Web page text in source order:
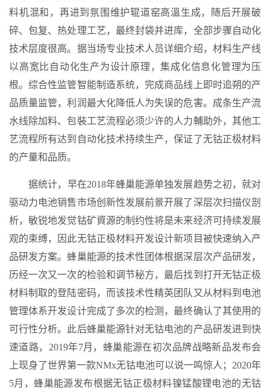
料机混和，再进到氛围维护辊道窑高溫生成，随后开展破
碎、包复、热处理工艺，最终封袋并进库，全部步骤自动化
技术层度很高。据当场专业技术人员详细介绍，材料生产线
以高宽比自动化生产为设计原理，集成化信息化管理为压
根。综合性监管智能制造系统，完成商品线上即时追朔的产
品质量监管，利润最大化降低人为失误的危害。成条生产流
水线除加料、包裝工艺流程必须少许的人力輔助外，其他工
艺流程所有达到自动化技术持续生产，保证了无钴正极材料
的产量和品质。
据统计，早在2018年蜂巢能源单独发展趋势之初，就对
驱动力电池销售市场创新性发展前景开展了深层次扫描仪剖
析，敏锐地发觉钴矿資源的制约性将是未来经济可持续发展
观的束缚，因此无钴正极材料开发设计新项目被快速纳入产
品研发方案。蜂巢能源的技术性团体根据深层次产品研发，
历经一次又一次的检验和调节秘方，最后找到打开无钴正极
材料制取的登陆密码，而该技术性精英团队又从材料到电池
管理体系开发设计完成了多次的检测，最终确认了其使用的
可行性分析。此后蜂巢能源针对无钴电池的产品研发进到快
速道路，2019年7月，蜂巢能源在初次品牌战略新品发布会
上现身了世界第一款NMx无钴电池可以说一鸣惊人；2020年
5月，蜂巢能源发布根据无钴正极材料镍锰酸锂电池的无钴